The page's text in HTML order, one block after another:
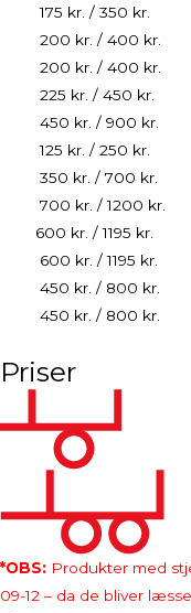
175 kr. / 350 kr.
200 kr. / 400 kr.
200 kr. / 400 kr.
225 kr. / 450 kr.
450 kr. / 900 kr.
125 kr. / 250 kr.
350 kr. / 700 kr.
700 kr. / 1200 kr.
600 kr. / 1195 kr.
600 kr. / 1195 kr.
450 kr. / 800 kr.
450 kr. / 800 kr.
Priser
*OBS: Produkter med
09-12 – da de bliver